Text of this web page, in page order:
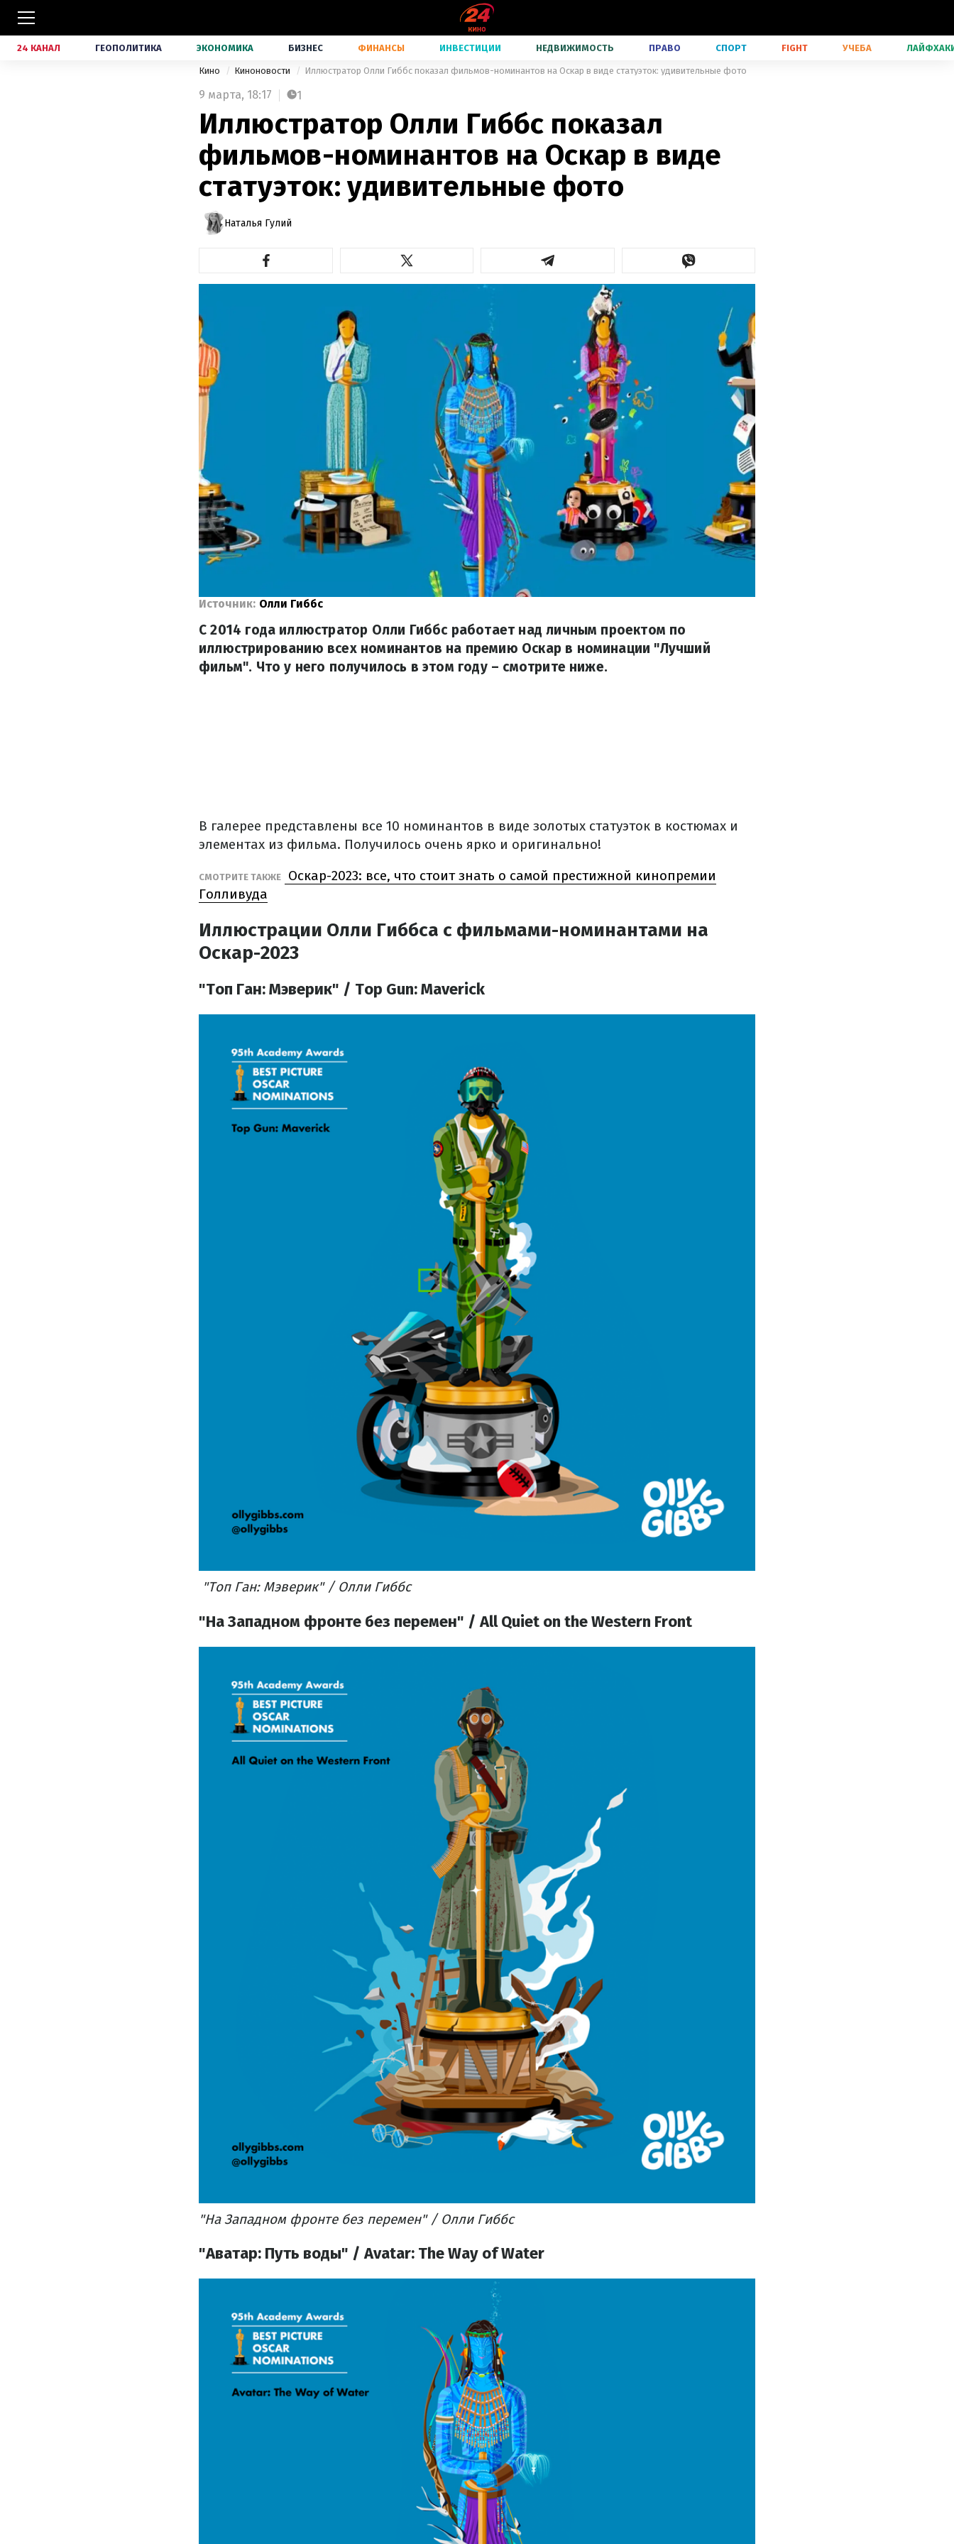
24 КАНАЛ ГЕОПОЛИТИКА ЭКОНОМИКА БИЗНЕС ФИНАНСЫ ИНВЕСТИЦИИ НЕДВИЖИМОСТЬ ПРАВО СПОРТ FIGHT УЧЕБА
Кино Киноновости Иллюстратор Олли Гиббс показал фильмов-номинантов на Оскар в виде статуэток: удивительные фото
9 марта, 18:17 1
Иллюстратор Олли Гиббс показал
фильмов-номинантов на Оскар в виде
статуэток: удивительные фото
Наталья Гулий
Источник: Олли Гиббс
С 2014 года иллюстратор Олли Гиббс работает над личным проектом по
иллюстрированию всех номинантов на премию Оскар в номинации "Лучший
фильм". Что у него получилось в этом году – смотрите ниже.
В галерее представлены все 10 номинантов в виде золотых статуэток в костюмах и
элементах из фильма. Получилось очень ярко и оригинально!
СМОТРИТЕ ТАКЖЕ
Оскар-2023: все, что стоит знать о самой престижной кинопремии
Голливуда
Иллюстрации Олли Гиббса с фильмами-номинантами на
Оскар-2023
"Топ Ган: Мэверик" / Top Gun: Maverick
"Топ Ган: Мэверик" / Олли Гиббс
"На Западном фронте без перемен" / All Quiet on the Western Front
"На Западном фронте без перемен" / Олли Гиббс
"Аватар: Путь воды" / Avatar: The Way of Water